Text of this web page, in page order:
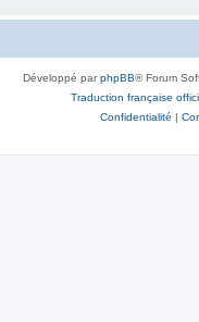
Développé parphpBB® Forum
Traduction française
Confidentialité |